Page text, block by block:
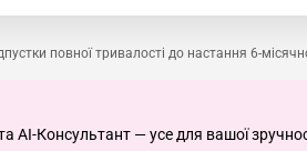
повної тривалості до настання 6-
AI-Консультант — усе для вашої